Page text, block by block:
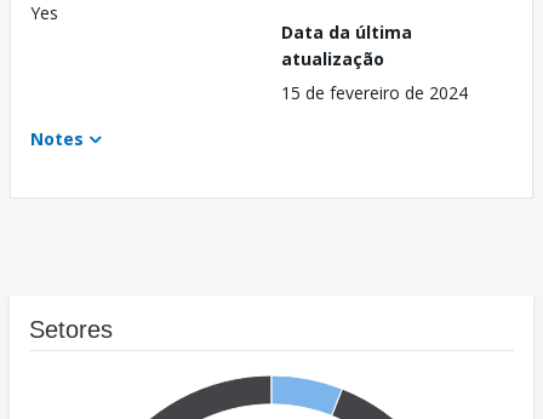
Yes
Data da última
atualização
15 de fevereiro de 2024
Notes
Setores